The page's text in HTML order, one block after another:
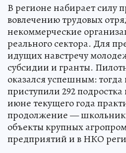
В регионе набирает силу
вовлечению трудовых
некоммерческие
реального сектора. Для
идущих навстречу
субсидии и гранты.
оказался успешным: тогда
приступили 292
июне текущего года
продолжение —
объекты крупных
предприятий и в НКО